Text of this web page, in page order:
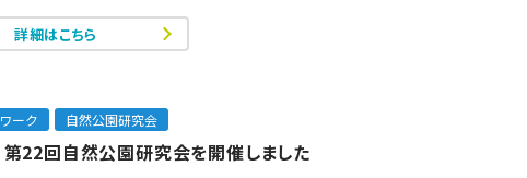
詳細はこちら
ーク 自然公園研究会
22回自然公園研究会を開催しました